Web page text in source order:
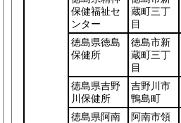
保健福祉セ
ンター
蔵町三丁
目
徳島県徳島
保健所
徳島市新
蔵町三丁
目
徳島県吉野
川保健所
吉野川市
鴨島町
徳島県阿南
阿南市領